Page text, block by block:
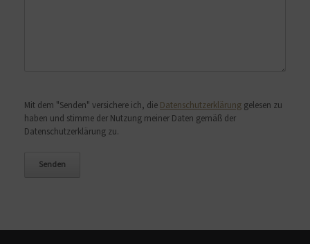
Mit dem "Senden" versichere ich, die Datenschutzerklärung gelesen zu
haben und stimme der Nutzung meiner Daten gemäß der
Datenschutzerklärung zu.